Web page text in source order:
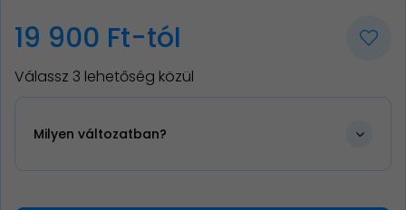
19 900 Ft-tól
Válassz 3 lehetőség közül
Milyen változatban?